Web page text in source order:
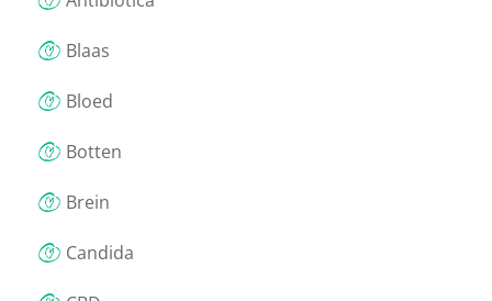
Blaas
Bloed
Botten
Brein
Candida